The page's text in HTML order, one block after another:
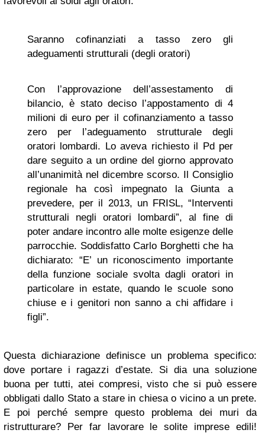
Saranno cofinanziati a tasso zero gli
adeguamenti strutturali (degli oratori)
Con l’approvazione dell’assestamento di
bilancio, è stato deciso l’appostamento di 4
milioni di euro per il cofinanziamento a tasso
zero per l’adeguamento strutturale degli
oratori lombardi. Lo aveva richiesto il Pd per
dare seguito a un ordine del giorno approvato
all’unanimità nel dicembre scorso. Il Consiglio
regionale ha così impegnato la Giunta a
prevedere, per il 2013, un FRISL, “Interventi
strutturali negli oratori lombardi”, al fine di
poter andare incontro alle molte esigenze delle
parrocchie. Soddisfatto Carlo Borghetti che ha
dichiarato: “E’ un riconoscimento importante
della funzione sociale svolta dagli oratori in
particolare in estate, quando le scuole sono
chiuse e i genitori non sanno a chi affidare i
figli”.
Questa dichiarazione definisce un problema specifico:
dove portare i ragazzi d’estate. Si dia una soluzione
buona per tutti, atei compresi, visto che si può essere
obbligati dallo Stato a stare in chiesa o vicino a un prete.
E poi perché sempre questo problema dei muri da
ristrutturare? Per far lavorare le solite imprese edili!